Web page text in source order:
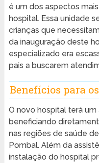
é um dos aspectos
hospital. Essa unidade
crianças que
da inauguração deste
especializado era
pais a buscarem
Benefícios para
O novo hospital terá um
beneficiando
nas regiões de saúde
Pombal. Além da
instalação do hospital